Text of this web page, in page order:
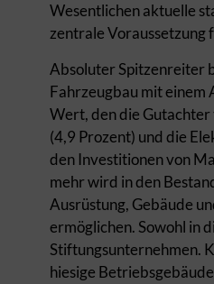
Wesentlichen aktuelle
zentrale
Absoluter Spitzenreiter
Fahrzeugbau mit einem
Wert, den die
(4,9 Prozent) und die
den Investitionen von
mehr wird in den
Ausrüstung, Gebäude
ermöglichen. Sowohl in
Stiftungsunternehmen.
hiesige